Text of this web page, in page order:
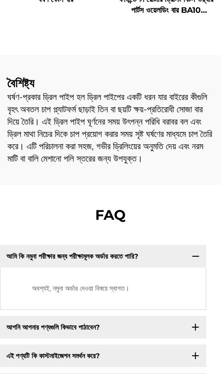
পার্টস ওয়েলডিং বার BA10
বৈশিষ্ট্য
ঘর্ষণ-প্রকার ড্রিল পাইপ হল ড্রিল পাইপের একটি ধরন যার বাইরের কীগুলি
বৃহৎ অবতল চাপ প্ল্যাটফর্ম ছাড়াই তিন বা ছয়টি ক্ষয়-প্রতিরোধী সোজা বার
দিয়ে তৈরি। এই ড্রিল পাইপ ঘূর্ণনের সময় উৎপন্ন পরিধি বরাবর বল এবং
ড্রিল মাথা নিচের দিকে চাপ প্রয়োগ করার সময় সৃষ্ট ঘর্ষণের মাধ্যমে চাপ তৈরি
করে। এটি পরিচালনা করা সহজ, গভীর ড্রিলিংয়ের অনুমতি দেয় এবং নরম
মাটি বা বালি মেশানো পলি স্তরের জন্য উপযুক্ত।
FAQ
আমি কি নমুনা পরীক্ষার জন্য পরীক্ষামূলক অর্ডার করতে পারি?
অবশ্যই, নমুনা অর্ডার দেওয়া বিষয়ে স্বাগত।
আপনি আপনার পণ্যগুলি কিভাবে পাঠাবেন?
এই পণ্যটি কি কাস্টমাইজেশন সমর্থন করে?